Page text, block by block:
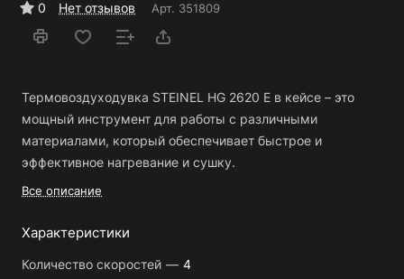
0 Нет отзывов Арт. 351809
Термовоздуходувка STEINEL HG 2620 E в кейсе – это
мощный инструмент для работы с различными
материалами, который обеспечивает быстрое и
эффективное нагревание и сушку.
высокую производительность.
Все описание
Характеристики
Количество скоростей — 4